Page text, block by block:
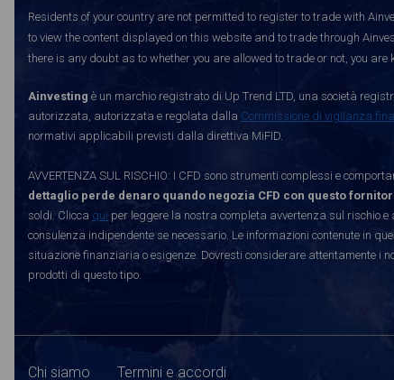
Residents of your country are not permitted to register to trade with
to view the content displayed on this website and to trade through
there is any doubt as to whether you are allowed to trade or not, you
Ainvesting è un marchio registrato di Up Trend LTD, una società
autorizzata, autorizzata e regolata dalla Commissione di vigilanza
normativi applicabili previsti dalla direttiva MiFID.
AVVERTENZA SUL RISCHIO: I CFD sono strumenti complessi e
dettaglio perde denaro quando negozia CFD con questo
soldi. Clicca qui per leggere la nostra completa avvertenza sul rischio
consulenza indipendente se necessario. Le informazioni contenute in
situazione finanziaria o esigenze. Dovresti considerare attentamente i
prodotti di questo tipo.
Chi siamo Termini e accordi